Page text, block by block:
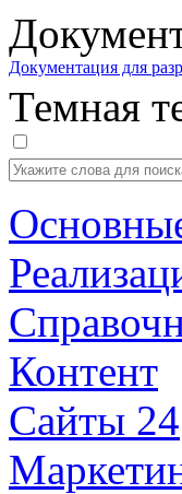
Документация для
Темная
Контент
Сайты 24